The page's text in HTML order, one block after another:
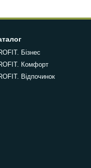
Бізнес
Комфорт
Відпочинок